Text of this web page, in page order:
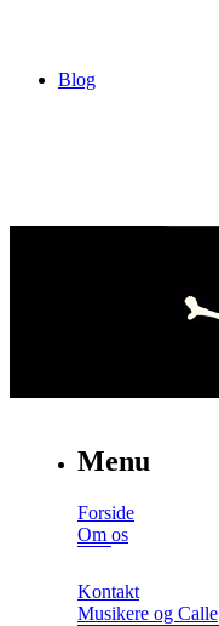
Blog
Menu
Forside
Om os
Kontakt
Musikere og Calle